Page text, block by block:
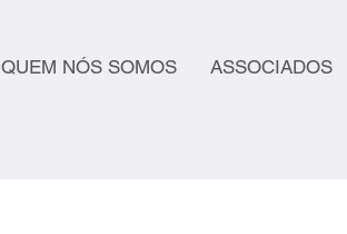
QUEM NÓS SOMOS ASSOCIADOS